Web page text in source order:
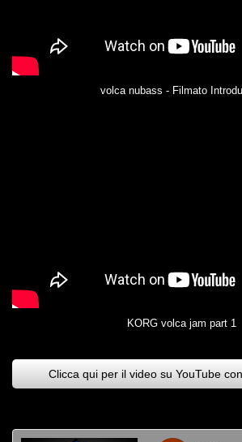
volca nubass - Filmato
KORG volca jam part 1
Clicca qui per il video su YouTube